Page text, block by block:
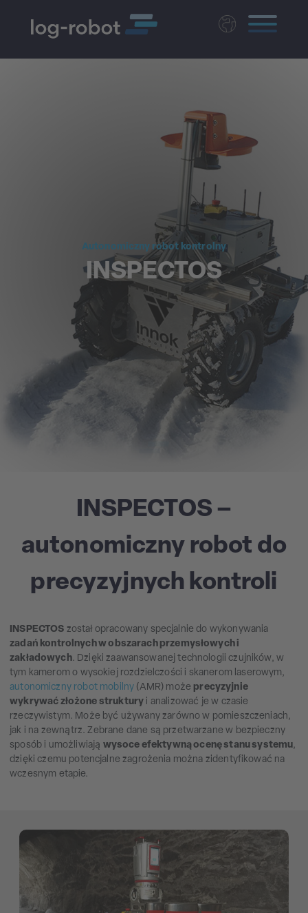
Magyar
Nederlands
Autonomiczny robot kontrolny
INSPECTOS
INSPECTOS –
autonomiczny robot do
precyzyjnych kontroli
INSPECTOS został opracowany specjalnie do wykonywania
zadań kontrolnych w obszarach przemysłowych i
zakładowych. Dzięki zaawansowanej technologii czujników, w
tym kamerom o wysokiej rozdzielczości i skanerom laserowym,
autonomiczny robot mobilny (AMR) może precyzyjnie
wykrywać złożone struktury i analizować je w czasie
rzeczywistym. Może być używany zarówno w pomieszczeniach,
jak i na zewnątrz. Zebrane dane są przetwarzane w bezpieczny
sposób i umożliwiają wysoce efektywną ocenę stanu systemu,
dzięki czemu potencjalne zagrożenia można zidentyfikować na
wczesnym etapie.